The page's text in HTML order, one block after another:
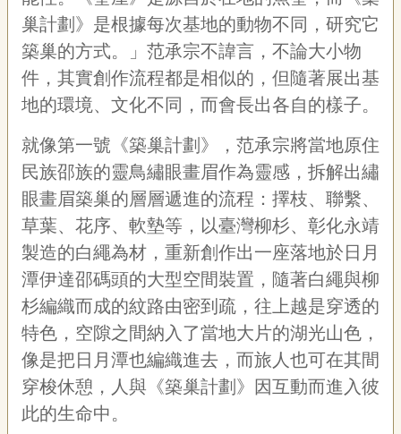
巢計劃》是根據每次基地的動物不同，研究它
築巢的方式。」范承宗不諱言，不論大小物
件，其實創作流程都是相似的，但隨著展出基
地的環境、文化不同，而會長出各自的樣子。
就像第一號《築巢計劃》，范承宗將當地原住
民族邵族的靈鳥繡眼畫眉作為靈感，拆解出繡
眼畫眉築巢的層層遞進的流程：擇枝、聯繫、
草葉、花序、軟墊等，以臺灣柳杉、彰化永靖
製造的白繩為材，重新創作出一座落地於日月
潭伊達邵碼頭的大型空間裝置，隨著白繩與柳
杉編織而成的紋路由密到疏，往上越是穿透的
特色，空隙之間納入了當地大片的湖光山色，
像是把日月潭也編織進去，而旅人也可在其間
穿梭休憩，人與《築巢計劃》因互動而進入彼
此的生命中。